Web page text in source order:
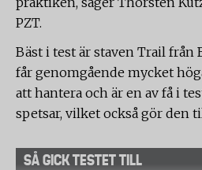
PZT.
Bäst i test är staven Trail från
får genomgående mycket
att hantera och är en av få i
spetsar, vilket också gör den
SÅ GICK TESTET TILL